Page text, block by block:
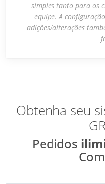
simples tanto para os
equipe. A
adições/alterações
Obtenha seu
Pedidos